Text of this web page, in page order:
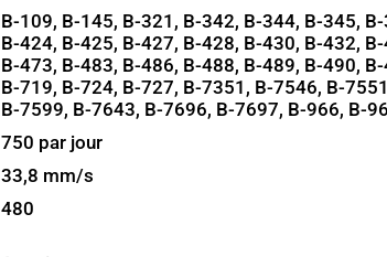
B-109, B-145, B-321, B-342, B-344, B-345,
B-424, B-425, B-427, B-428, B-430, B-432,
B-473, B-483, B-486, B-488, B-489, B-490,
B-719, B-724, B-727, B-7351, B-7546, B-
B-7599, B-7643, B-7696, B-7697, B-966, B-
750 par jour
33,8 mm/s
480